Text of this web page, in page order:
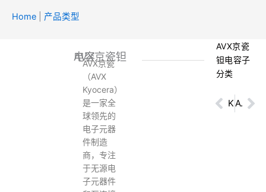
产品
Home 产品类型
AVX京瓷钽电容
‌AVX京瓷
（AVX
Kyocera）
是一家全
球领先的
电子元器
件制造
商，专注
于无源电
子元器件
AVX京瓷
钽电容子
分类
Prev
KEMET基美聚合陶瓷电容AVX Kyocera Tantalum Capacitors